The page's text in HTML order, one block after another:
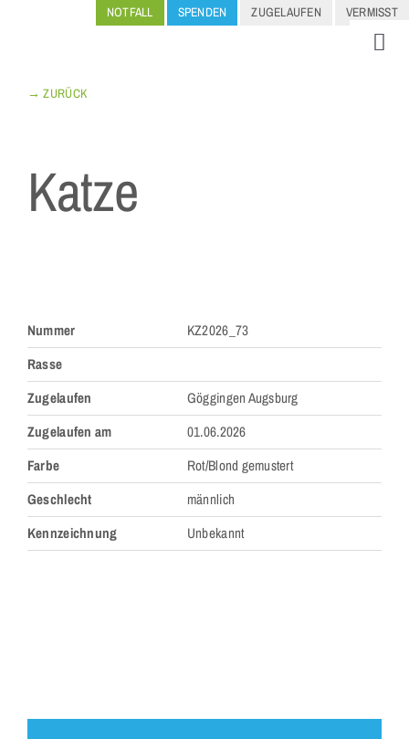
NOTFALL SPENDEN ZUGELAUFEN VERMISST
→ ZURÜCK
Katze
Nummer
KZ2026_73
Rasse
Zugelaufen
Göggingen Augsburg
Zugelaufen am
01.06.2026
Farbe
Rot/Blond gemustert
Geschlecht
männlich
Kennzeichnung
Unbekannt